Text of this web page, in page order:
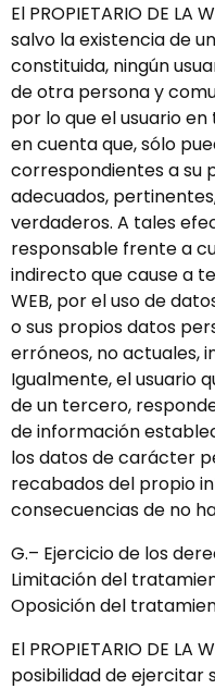
El PROPIETARIO DE LA
salvo la existencia de
constituida, ningún
de otra persona y
por lo que el usuario
en cuenta que, sólo
correspondientes a su
adecuados,
verdaderos. A tales
responsable frente a
indirecto que cause a
WEB, por el uso de
o sus propios datos
erróneos, no actuales,
Igualmente, el usuario
de un tercero,
de información
los datos de carácter
recabados del propio
consecuencias de no
G.– Ejercicio de los
Limitación del
Oposición del
El PROPIETARIO DE
posibilidad de ejercitar